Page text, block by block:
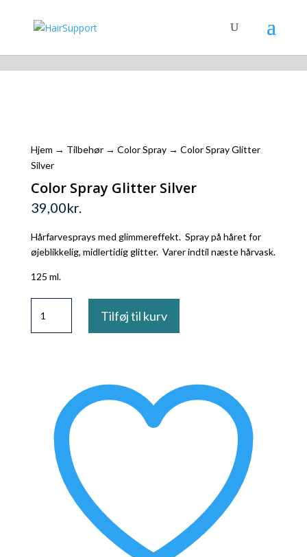
Hjem → Tilbehør→ Color Spray→ Color Spray Glitter
Silver
Color Spray Glitter Silver
39,00kr.
Hårfarvesprays med glimmereffekt. Spray på håret for
øjeblikkelig, midlertidig glitter. Varer indtil næste hårvask.
125 ml.
Spray
Glitter
Tilføj til kurv